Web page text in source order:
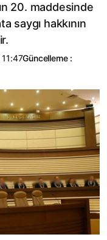
20. maddesinde
saygı hakkının
Güncelleme :